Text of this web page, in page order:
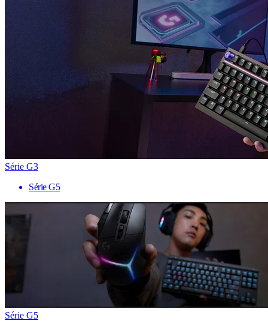
Série G3
Série G5
Série G5